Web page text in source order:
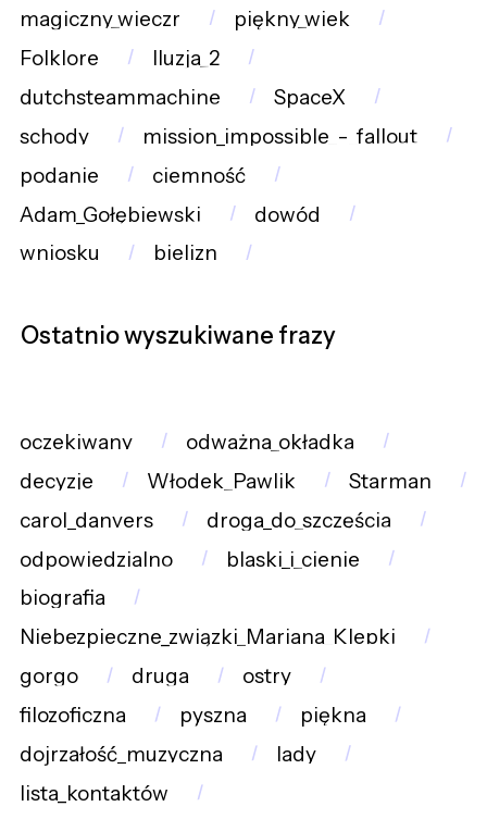
magiczny_wieczr
piękny_wiek
Folklore
Iluzja_2
dutchsteammachine
SpaceX
schody
mission_impossible_-_fallout
podanie
ciemność
Adam_Gołębiewski
dowód
wniosku
bielizn
Ostatnio wyszukiwane frazy
oczekiwany
odważna_okładka
decyzje
Włodek_Pawlik
Starman
carol_danvers
droga_do_szczęścia
odpowiedzialno
blaski_i_cienie
biografia
Niebezpieczne_związki_Mariana_Klepki
gorgo
druga
ostry
filozoficzna
pyszna
piękna
dojrzałość_muzyczna
lady
lista_kontaktów